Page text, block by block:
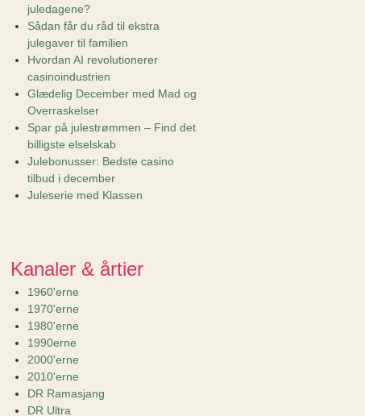
juledagene?
Sådan får du råd til ekstra
julegaver til familien
Hvordan AI revolutionerer
casinoindustrien
Glædelig December med Mad og
Overraskelser
Spar på julestrømmen – Find det
billigste elselskab
Julebonusser: Bedste casino
tilbud i december
Juleserie med Klassen
Kanaler & årtier
1960'erne
1970'erne
1980'erne
1990erne
2000'erne
2010'erne
DR Ramasjang
DR Ultra